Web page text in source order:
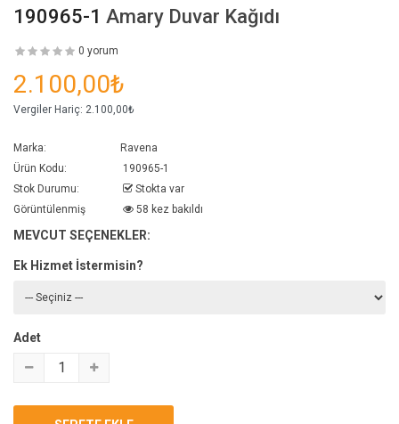
190965-1 Amary Duvar Kağıdı
0 yorum
2.100,00₺
Vergiler Hariç: 2.100,00₺
Marka:
Ravena
Ürün Kodu:
190965-1
Stok Durumu:
Stokta var
Görüntülenmiş
58 kez bakıldı
MEVCUT SEÇENEKLER:
Ek Hizmet İstermisin?
Adet